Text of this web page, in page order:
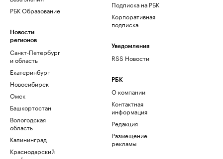
РБК Образование
Новости
регионов
Санкт-Петербург
и область
Екатеринбург
Новосибирск
Омск
Башкортостан
Вологодская
область
Калининград
Краснодарский
Подписка на РБК
Корпоративная
подписка
Уведомления
RSS Новости
РБК
О компании
Контактная
информация
Редакция
Размещение
рекламы